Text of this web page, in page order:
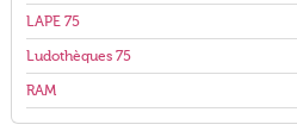
LAPE 75
Ludothèques 75
RAM